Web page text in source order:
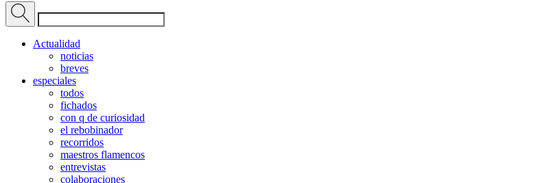
Actualidad
noticias
breves
especiales
todos
fichados
con q de curiosidad
el rebobinador
recorridos
maestros flamencos
entrevistas
colaboraciones